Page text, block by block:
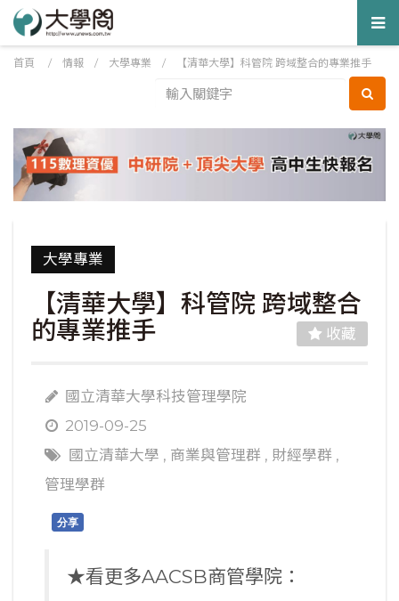
首頁 / 情報 / 大學專業 / 【清華大學】科管院 跨域整合的專業推手
大學專業
【清華大學】科管院 跨域整合
的專業推手
收藏
國立清華大學科技管理學院
2019-09-25
國立清華大學 , 商業與管理群 , 財經學群 ,
管理學群
分享
★看更多AACSB商管學院：